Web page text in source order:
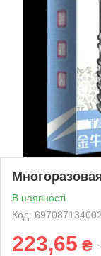
В наявності
Код:
223,65 ₴